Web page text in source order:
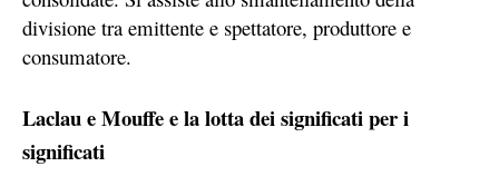
divisione tra emittente e spettatore, produttore e
consumatore.
Laclau e Mouffe e la lotta dei significati per i
significati